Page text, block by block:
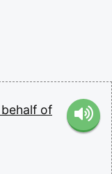
behalf of